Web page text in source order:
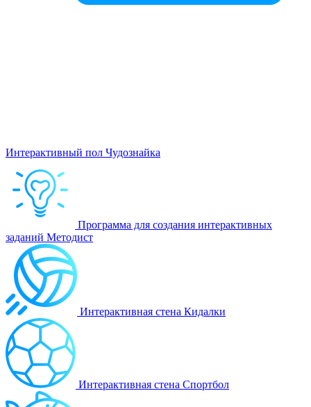
Интерактивный пол Чудознайка
Программа для создания интерактивных
заданий Методист
Интерактивная стена Кидалки
Интерактивная стена Спортбол